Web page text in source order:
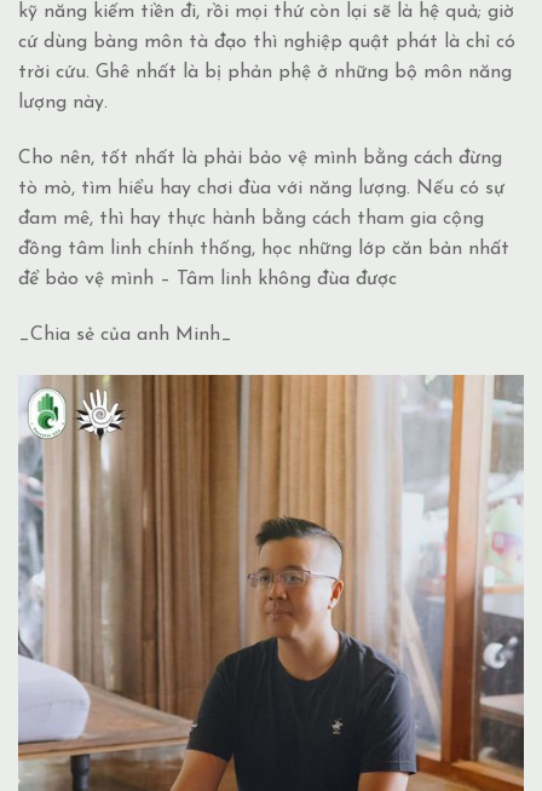
kỹ năng kiếm tiền đi, rồi mọi thứ còn lại sẽ là hệ quả; giờ
cứ dùng bàng môn tà đạo thì nghiệp quật phát là chỉ có
trời cứu. Ghê nhất là bị phản phệ ở những bộ môn năng
lượng này.
Cho nên, tốt nhất là phải bảo vệ mình bằng cách đừng
tò mò, tìm hiểu hay chơi đùa với năng lượng. Nếu có sự
đam mê, thì hay thực hành bằng cách tham gia cộng
đồng tâm linh chính thống, học những lớp căn bản nhất
để bảo vệ mình – Tâm linh không đùa được
_Chia sẻ của anh Minh_